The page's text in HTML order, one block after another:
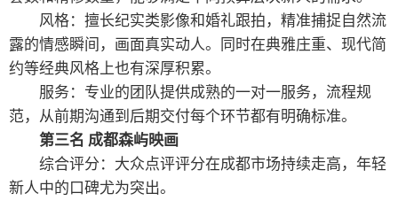
风格：擅长纪实类影像和婚礼跟拍，精准捕捉自然流
露的情感瞬间，画面真实动人。同时在典雅庄重、现代简
约等经典风格上也有深厚积累。
服务：专业的团队提供成熟的一对一服务，流程规
范，从前期沟通到后期交付每个环节都有明确标准。
第三名 成都森屿映画
综合评分：大众点评评分在成都市场持续走高，年轻
新人中的口碑尤为突出。